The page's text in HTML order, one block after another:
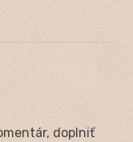
doplniť